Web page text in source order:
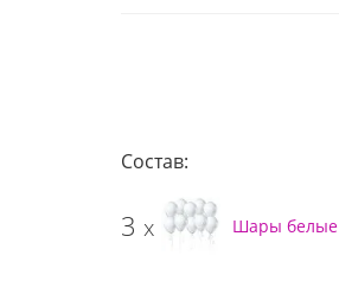
Состав:
3 x Шары белые